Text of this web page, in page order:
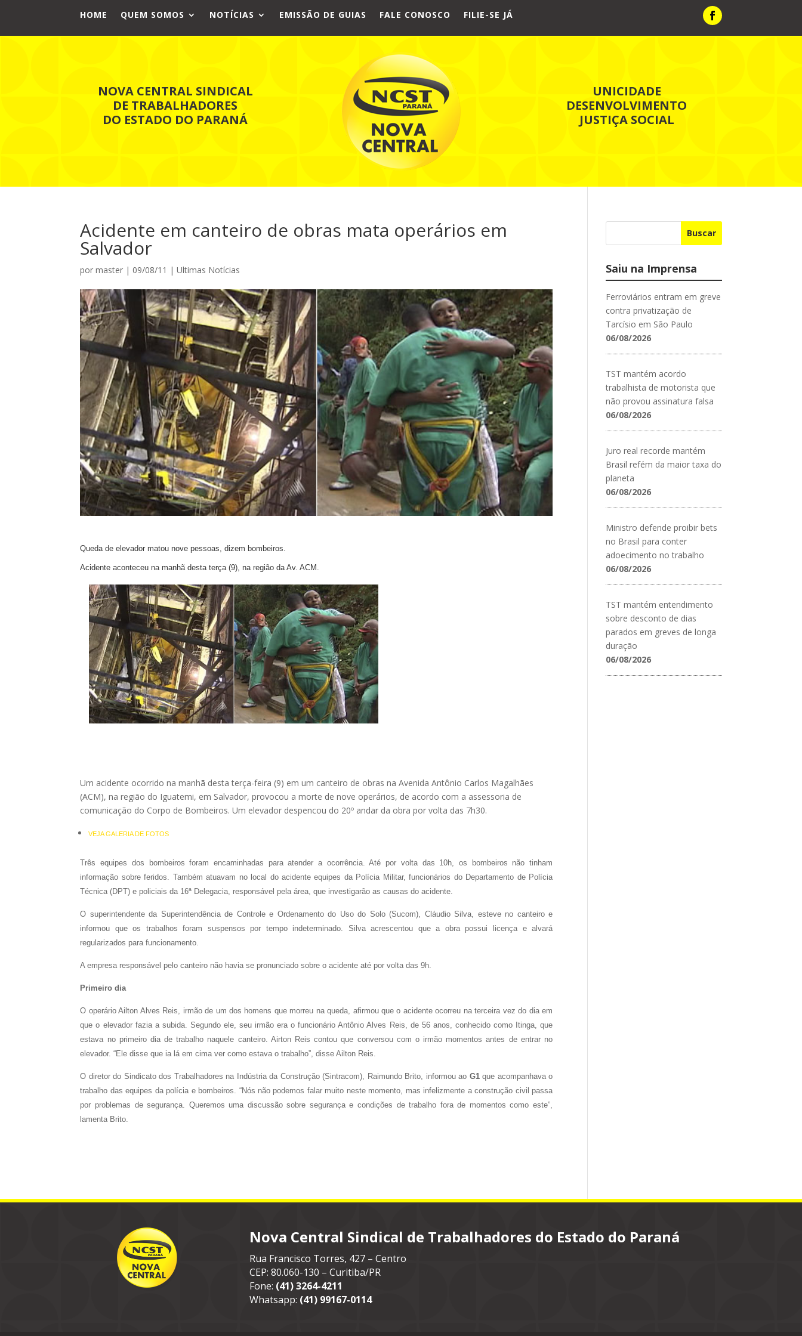
HOME QUEM SOMOS NOTÍCIAS EMISSÃO DE GUIAS FALE CONOSCO FILIE-SE JÁ
NOVA CENTRAL SINDICAL
DE TRABALHADORES
DO ESTADO DO PARANÁ
UNICIDADE
DESENVOLVIMENTO
JUSTIÇA SOCIAL
Acidente em canteiro de obras mata operários em
Salvador
pormaster | 09/08/11 |Ultimas Notícias
Queda de elevador matou nove pessoas, dizem bombeiros.
Acidente aconteceu na manhã desta terça (9), na região da Av. ACM.
Um acidente ocorrido na manhã desta terça-feira (9) em um canteiro de obras na Avenida Antônio Carlos Magalhães
(ACM), na região do Iguatemi, em Salvador, provocou a morte de nove operários, de acordo com a assessoria de
comunicação do Corpo de Bombeiros. Um elevador despencou do 20º andar da obra por volta das 7h30.
VEJA GALERIA DE FOTOS
Três equipes dos bombeiros foram encaminhadas para atender a ocorrência. Até por volta das 10h, os bombeiros não tinham
informação sobre feridos. Também atuavam no local do acidente equipes da Polícia Militar, funcionários do Departamento de Polícia
Técnica (DPT) e policiais da 16ª Delegacia, responsável pela área, que investigarão as causas do acidente.
O superintendente da Superintendência de Controle e Ordenamento do Uso do Solo (Sucom), Cláudio Silva, esteve no canteiro e
informou que os trabalhos foram suspensos por tempo indeterminado. Silva acrescentou que a obra possui licença e alvará
regularizados para funcionamento.
A empresa responsável pelo canteiro não havia se pronunciado sobre o acidente até por volta das 9h.
Primeiro dia
O operário Ailton Alves Reis, irmão de um dos homens que morreu na queda, afirmou que o acidente ocorreu na terceira vez do dia em
que o elevador fazia a subida. Segundo ele, seu irmão era o funcionário Antônio Alves Reis, de 56 anos, conhecido como Itinga, que
estava no primeiro dia de trabalho naquele canteiro. Airton Reis contou que conversou com o irmão momentos antes de entrar no
elevador. “Ele disse que ia lá em cima ver como estava o trabalho”, disse Ailton Reis.
O diretor do Sindicato dos Trabalhadores na Indústria da Construção (Sintracom), Raimundo Brito, informou ao G1que acompanhava o
trabalho das equipes da polícia e bombeiros. “Nós não podemos falar muito neste momento, mas infelizmente a construção civil passa
por problemas de segurança. Queremos uma discussão sobre segurança e condições de trabalho fora de momentos como este”,
lamenta Brito.
Buscar
Saiu na Imprensa
Ferroviários entram em greve
contra privatização de
Tarcísio em São Paulo
06/08/2026
TST mantém acordo
trabalhista de motorista que
não provou assinatura falsa
06/08/2026
Juro real recorde mantém
Brasil refém da maior taxa do
planeta
06/08/2026
Ministro defende proibir bets
no Brasil para conter
adoecimento no trabalho
06/08/2026
TST mantém entendimento
sobre desconto de dias
parados em greves de longa
duração
06/08/2026
Nova Central Sindical de Trabalhadores do Estado do Paraná
Rua Francisco Torres, 427 – Centro
CEP: 80.060-130 – Curitiba/PR
Fone: (41) 3264-4211
Whatsapp: (41) 99167-0114